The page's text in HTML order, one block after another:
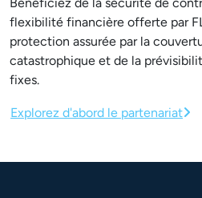
flexibilité financière offerte par
protection assurée par la
catastrophique et de la
fixes.
Explorez d'abord le partenariat